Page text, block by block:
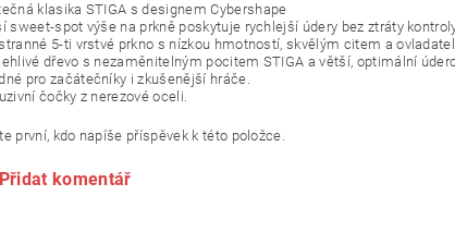
klasika STIGA s designem Cybershape
sweet-spot výše na prkně poskytuje rychlejší údery bez ztráty
5-ti vrstvé prkno s nízkou hmotností, skvělým citem a
dřevo s nezaměnitelným pocitem STIGA a větší, optimální
pro začátečníky i zkušenější hráče.
čočky z nerezové oceli.
první, kdo napíše příspěvek k této položce.
Přidat komentář